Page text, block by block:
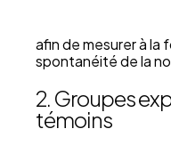
afin de mesurer à la
spontanéité de la
2. Groupes
témoins